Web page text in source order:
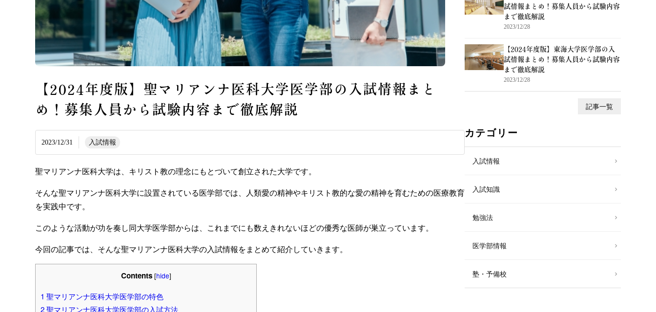
【2024年度版】聖マリアンナ医科大学医学部の入試情報まと
め！募集人員から試験内容まで徹底解説
2023/12/31 入試情報
聖マリアンナ医科大学は、キリスト教の理念にもとづいて創立された大学です。
そんな聖マリアンナ医科大学に設置されている医学部では、人類愛の精神やキリスト教的な愛の精神を育むための医療教育
を実践中です。
このような活動が功を奏し同大学医学部からは、これまでにも数えきれないほどの優秀な医師が巣立っています。
今回の記事では、そんな聖マリアンナ医科大学の入試情報をまとめて紹介していきます。
Contents [hide]
1 聖マリアンナ医科大学医学部の特色
2聖マリアンナ医科大学医学部の入試方法
試情報まとめ！募集人員から試験内容
まで徹底解説
2023/12/28
【2024年度版】東海大学医学部の入
試情報まとめ！募集人員から試験内容
まで徹底解説
2023/12/28
記事一覧
カテゴリー
入試情報
入試知識
勉強法
医学部情報
塾・予備校